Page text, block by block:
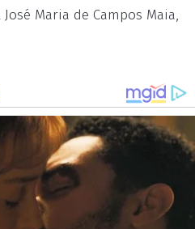
Maria de Campos Maia,